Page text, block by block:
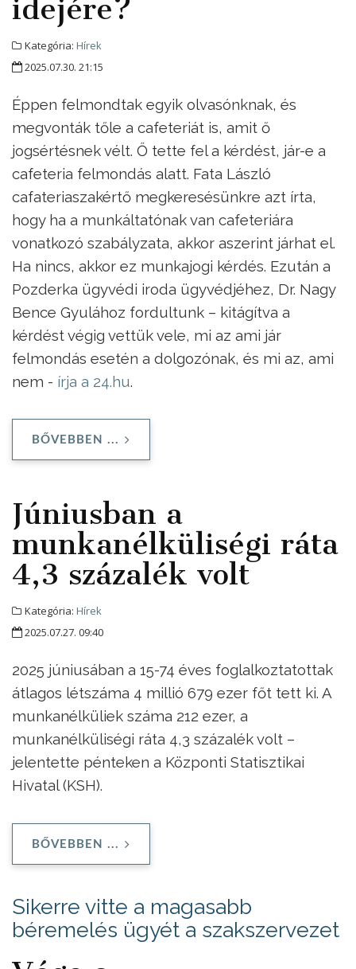
idejére?
Kategória: Hírek
2025.07.30. 21:15
Éppen felmondtak egyik olvasónknak, és
megvonták tőle a cafeteriát is, amit ő
jogsértésnek vélt. Ő tette fel a kérdést, jár-e a
cafeteria felmondás alatt. Fata László
cafateriaszakértő megkeresésünkre azt írta,
hogy ha a munkáltatónak van cafeteriára
vonatkozó szabályzata, akkor aszerint járhat el.
Ha nincs, akkor ez munkajogi kérdés. Ezután a
Pozderka ügyvédi iroda ügyvédjéhez, Dr. Nagy
Bence Gyulához fordultunk – kitágítva a
kérdést végig vettük vele, mi az ami jár
felmondás esetén a dolgozónak, és mi az, ami
nem - írja a 24.hu.
BŐVEBBEN ...
Júniusban a
munkanélküliségi ráta
4,3 százalék volt
Kategória: Hírek
2025.07.27. 09:40
2025 júniusában a 15-74 éves foglalkoztatottak
átlagos létszáma 4 millió 679 ezer főt tett ki. A
munkanélküliek száma 212 ezer, a
munkanélküliségi ráta 4,3 százalék volt –
jelentette pénteken a Központi Statisztikai
Hivatal (KSH).
BŐVEBBEN ...
Sikerre vitte a magasabb
béremelés ügyét a szakszervezet